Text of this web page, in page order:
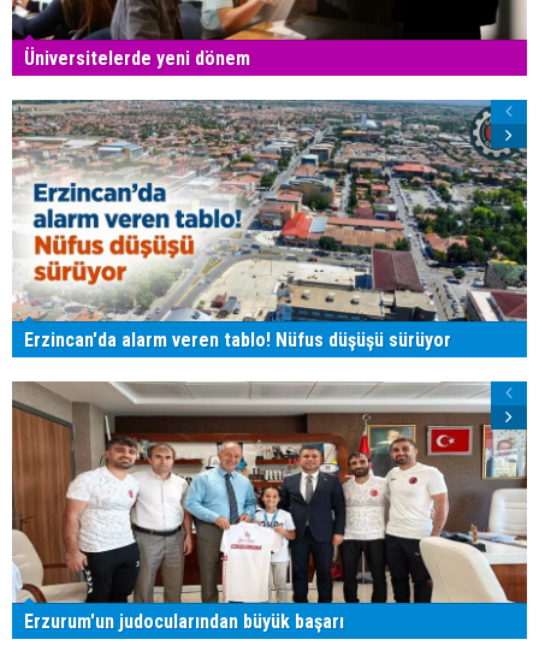
Üniversitelerde yeni dönem
Erzincan'da alarm veren tablo! Nüfus düşüşü sürüyor
Erzurum'un judocularından büyük başarı